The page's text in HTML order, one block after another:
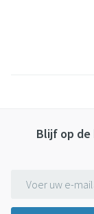
Blijf op